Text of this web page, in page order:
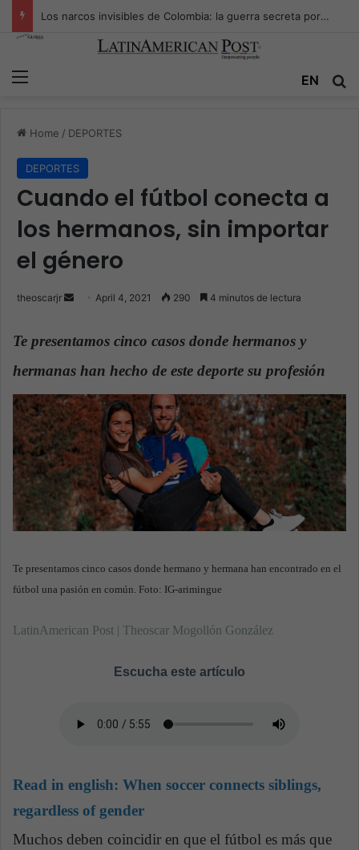
Los narcos invisibles de Colombia: la guerra secreta por la verdad, el poder y la nueva economía de la droga
EN
Home / DEPORTES
DEPORTES
Cuando el fútbol conecta a
los hermanos, sin importar
el género
theoscarjr
n
a
n
e
m
a
l
April 4, 2021 290 4 minutos de lectura
Te presentamos cinco casos donde hermanos y
hermanas han hecho de este deporte su profesión
Te presentamos cinco casos donde hermano y hermana han encontrado en el
fútbol una pasión en común. Foto: IG-arimingue
LatinAmerican Post | Theoscar Mogollón González
Escucha este artículo
Read in english: When soccer connects siblings,
regardless of gender
Muchos deben coincidir en que el fútbol es más que